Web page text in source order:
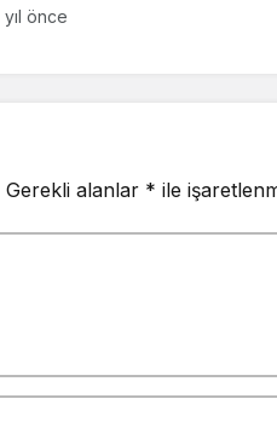
yıl önce
Gerekli alanlar * ile